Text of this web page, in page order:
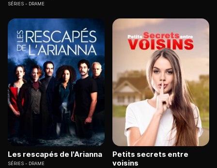
SÉRIES DRAME
Les rescapés de l'Arianna
SÉRIES DRAME
Petits secrets entre
voisins